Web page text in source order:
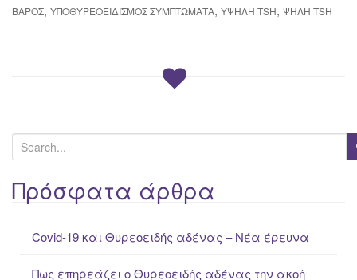
ΒΆΡΟΣ, ΥΠΟΘΥΡΕΟΕΙΔΙΣΜΌΣ ΣΥΜΠΤΏΜΑΤΑ, ΥΨΗΛΉ TSH, ΨΗΛΉ TSH
e
a
rΠρόσφατα άρθρα
Covid-19 και Θυρεοειδής αδένας – Νέα έρευνα
Πως επηρεάζει ο Θυρεοειδής αδένας την ακοή